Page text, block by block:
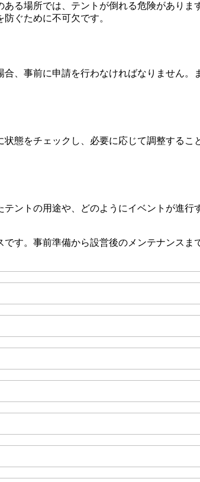
る場所では、テントが倒れる危険がありま
ぐために不可欠です。
、事前に申請を行わなければなりません
態をチェックし、必要に応じて調整する
ントの用途や、どのようにイベントが進
す。事前準備から設営後のメンテナンスま